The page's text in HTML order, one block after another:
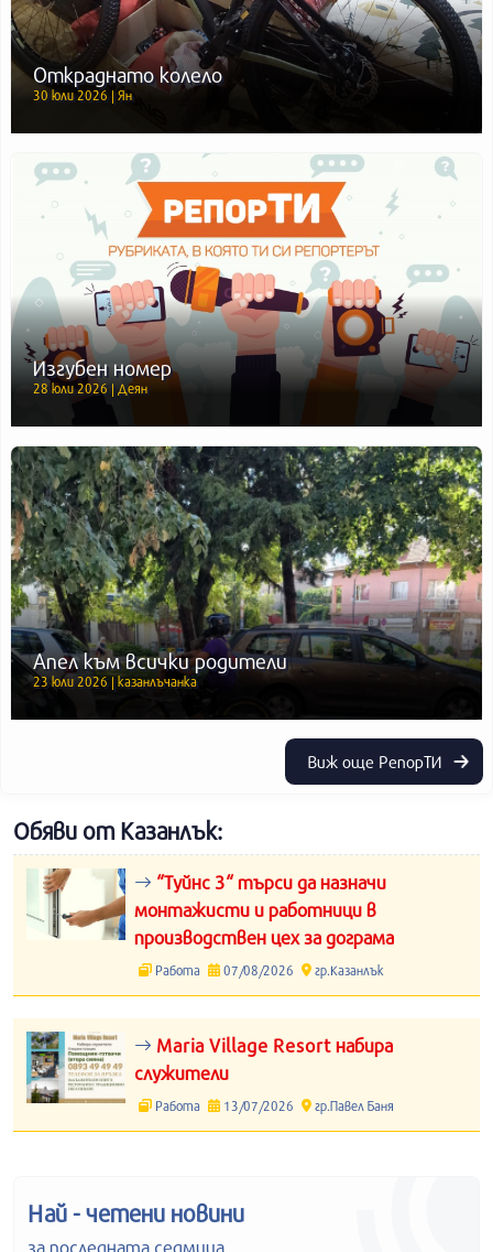
Откраднато колело
30 юли 2026 | Ян
Изгубен номер
28 юли 2026 | Деян
Апел към всички родители
23 юли 2026 | казанлъчанка
Виж още РепорТИ
Обяви от Казанлък:
“Туйнс 3“ търси да назначи
монтажисти и работници в
производствен цех за дограма
Работа 07/08/2026 гр.Казанлък
Maria Village Resort набира
служители
Работа 13/07/2026 гр.Павел Баня
Най - четени новини
за последната седмица